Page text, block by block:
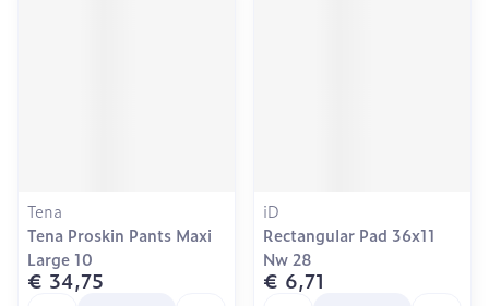
Tena
Tena Proskin Pants Maxi
Large 10
€ 34,75
iD
Rectangular Pad 36x11
Nw 28
€ 6,71